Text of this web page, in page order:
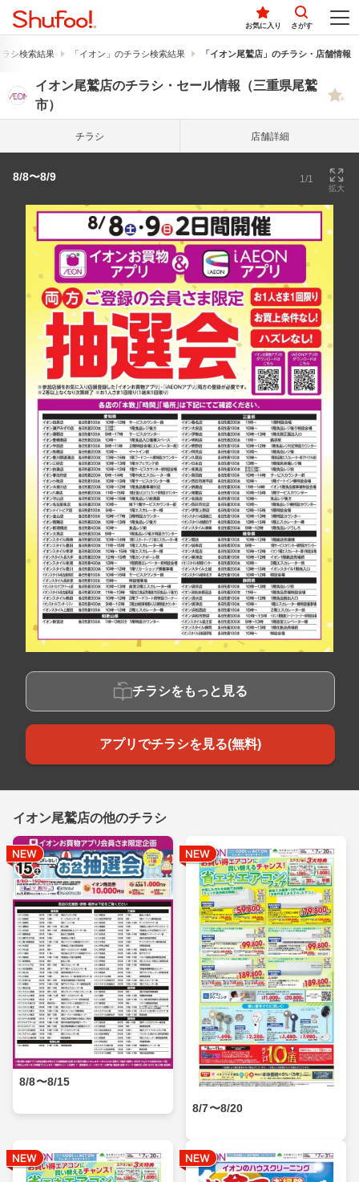
お気に入り さがす
シ検索結果 「イオン」のチラシ検索結果 「イオン尾鷲店」のチラシ・店舗情報
イオン尾鷲店のチラシ・セール情報（三重県尾鷲
市）
チラシ 店舗詳細
8/8〜8/9 1/1
拡大
チラシをもっと見る
アプリでチラシを見る(無料)
イオン尾鷲店の他のチラシ
8/8〜8/15
8/7〜8/20